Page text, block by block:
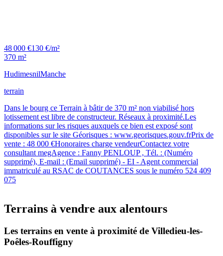
48 000 €130 €/m²
370 m²
HudimesnilManche
terrain
Dans le bourg ce Terrain à bâtir de 370 m² non viabilisé hors
lotissement est libre de constructeur. Réseaux à proximité.Les
informations sur les risques auxquels ce bien est exposé sont
disponibles sur le site Géorisques : www.georisques.gouv.frPrix de
vente : 48 000 €Honoraires charge vendeurContactez votre
consultant megAgence : Fanny PENLOUP , Tél. : (Numéro
supprimé), E-mail : (Email supprimé) - EI - Agent commercial
immatriculé au RSAC de COUTANCES sous le numéro 524 409
075
Terrains à vendre aux alentours
Les terrains en vente à proximité de Villedieu-les-
Poêles-Rouffigny